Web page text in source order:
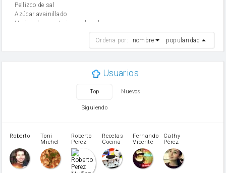
Pellizco de sal
Azúcar avainillado
Harina de reposteria con levadura
mantequilla
Harina para bizcocho
patatas
pimiento rojo
Pimentón
Ordena por: nombre popularidad
Usuarios
Top Nuevos
Siguiendo
Roberto
Toni
Michel
Caubet
Roberto
Perez
Muñoz
Recetas
Cocina
Fernando
Vicente
Cathy
Pérez